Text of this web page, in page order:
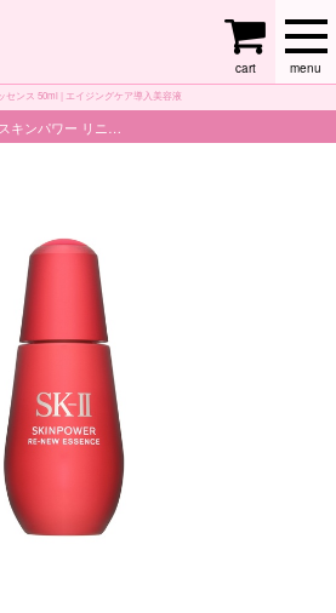
menu
cart
センス 50ml | エイジングケア導入美容液